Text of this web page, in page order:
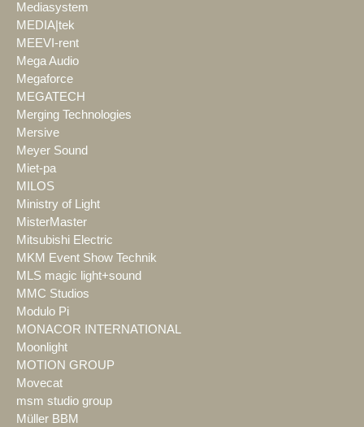
Mediasystem
MEDIA|tek
MEEVI-rent
Mega Audio
Megaforce
MEGATECH
Merging Technologies
Mersive
Meyer Sound
Miet-pa
MILOS
Ministry of Light
MisterMaster
Mitsubishi Electric
MKM Event Show Technik
MLS magic light+sound
MMC Studios
Modulo Pi
MONACOR INTERNATIONAL
Moonlight
MOTION GROUP
Movecat
msm studio group
Müller BBM